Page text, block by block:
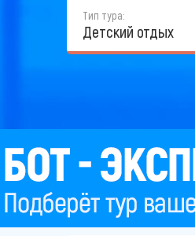
Тип тура:
Детский отдых